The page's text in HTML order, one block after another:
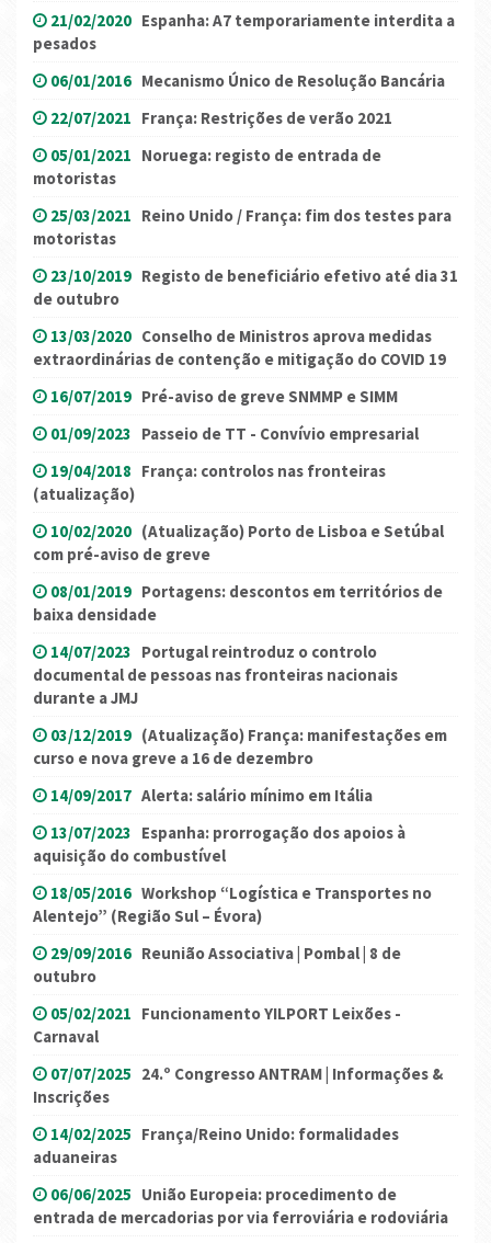
21/02/2020 Espanha: A7 temporariamente interdita a
pesados
06/01/2016 Mecanismo Único de Resolução Bancária
22/07/2021 França: Restrições de verão 2021
05/01/2021 Noruega: registo de entrada de
motoristas
25/03/2021 Reino Unido / França: fim dos testes para
motoristas
23/10/2019 Registo de beneficiário efetivo até dia 31
de outubro
13/03/2020 Conselho de Ministros aprova medidas
extraordinárias de contenção e mitigação do COVID 19
16/07/2019 Pré-aviso de greve SNMMP e SIMM
01/09/2023 Passeio de TT - Convívio empresarial
19/04/2018 França: controlos nas fronteiras
(atualização)
10/02/2020 (Atualização) Porto de Lisboa e Setúbal
com pré-aviso de greve
08/01/2019 Portagens: descontos em territórios de
baixa densidade
14/07/2023 Portugal reintroduz o controlo
documental de pessoas nas fronteiras nacionais
durante a JMJ
03/12/2019 (Atualização) França: manifestações em
curso e nova greve a 16 de dezembro
14/09/2017 Alerta: salário mínimo em Itália
13/07/2023 Espanha: prorrogação dos apoios à
aquisição do combustível
18/05/2016 Workshop “Logística e Transportes no
Alentejo” (Região Sul – Évora)
29/09/2016 Reunião Associativa | Pombal | 8 de
outubro
05/02/2021 Funcionamento YILPORT Leixões -
Carnaval
07/07/2025 24.º Congresso ANTRAM | Informações &
Inscrições
14/02/2025 França/Reino Unido: formalidades
aduaneiras
06/06/2025 União Europeia: procedimento de
entrada de mercadorias por via ferroviária e rodoviária